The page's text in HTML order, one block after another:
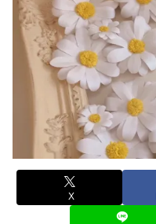
X